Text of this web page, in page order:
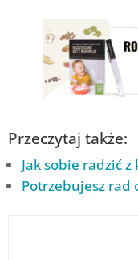
Przeczytaj także:
Jak sobie radzić
Potrzebujesz rad